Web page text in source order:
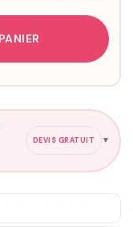
DEVIS GRATUIT ▼
selon la demande